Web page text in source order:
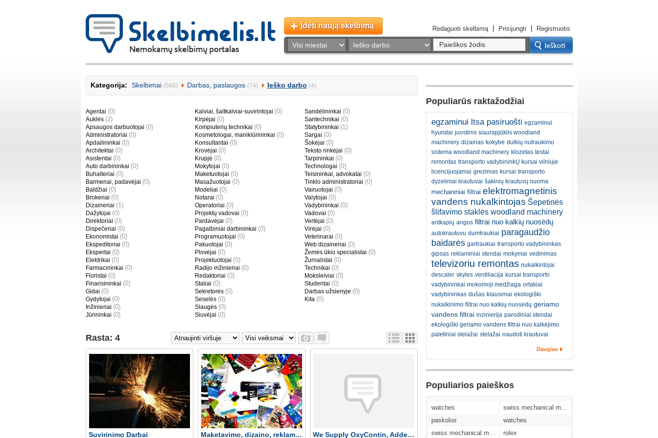
Įdėti naują skelbimą Redaguoti skelbimą Prisijungti Registruotis
Kategorija: Skelbimai (560) Darbas, paslaugos (74) Ieško darbo (4)
Agentai (0)
Auklės (2)
Apsaugos darbuotojai (0)
Administratoriai (0)
Apdailininkai (0)
Architektai (0)
Asistentai (0)
Auto darbininkai (0)
Buhalteriai (0)
Barmenai, padavėjai (0)
Baldžiai (0)
Brokeriai (0)
Dizaineriai (1)
Dažytojai (0)
Direktoriai (0)
Dispečeriai (0)
Ekonomistai (0)
Ekspeditoriai (0)
Ekspertai (0)
Elektrikai (0)
Farmacininkai (0)
Floristai (0)
Finansininkai (0)
Gidai (0)
Gydytojai (0)
Inžinieriai (0)
Jūrininkai (0)
Kalviai, šaltkalviai-suvirintojai (0)
Kirpėjai (0)
Kompiuterių technikai (0)
Kosmetologai, manikiūrininkai (0)
Konsultantai (0)
Krovėjai (0)
Krupjė (0)
Mokytojai (0)
Maketuotojai (0)
Masažuotojai (0)
Modeliai (0)
Notarai (0)
Operatoriai (0)
Projektų vadovai (0)
Pardavėjai (0)
Pagalbiniai darbininkai (0)
Programuotojai (0)
Pakuotojai (0)
Plovėjai (0)
Projektuotojai (0)
Radijo inžinieriai (0)
Redaktoriai (0)
Staliai (0)
Sekretorės (0)
Seselės (0)
Slaugės (0)
Siuvėjai (0)
Sandėlininkai (0)
Santechnikai (0)
Statybininkai (1)
Sargai (0)
Šokėjai (0)
Teksto rinkėjai (0)
Tarpininkai (0)
Technologai (0)
Teisininkai, advokatai (0)
Tinklo administratoriai (0)
Vairuotojai (0)
Valytojai (0)
Vadybininkai (0)
Vadovai (0)
Vertėjai (0)
Virėjai (0)
Veterinarai (0)
Web dizaineriai (0)
Žemės ūkio specialistai (0)
Žurnalistai (0)
Technikai (0)
Moksleiviai (0)
Studentai (0)
Darbas užsienyje (0)
Kita (0)
Rasta: 4
Suvirinimo Darbai Maketavimo, dizaino, reklamos darbai We Supply OxyContin, Adderall, Oxy, Ritalin online
Populiarūs raktažodžiai
egzaminui ltsa pasiruošti egzaminui
hyundai juostinis siaurapjūklis woodland
machinery dizainas kokybė dulkių nutraukimo
sistema woodland machinery klozetas testai
remontas transporto vadybininkŲ kursai vilniuje
licencijuojamai grezimas kursai transporto
dyzeliniai krautuvai šakinių krautuvų nuoma
mechaniniai filtrai elektromagnetinis
vandens nukalkintojas Šepetinės
šlifavimo staklės woodland machinery
antkapių angos filtrai nuo kalkių nuosėdų
autokrautuvu dumtraukiai paragaudžio
baidarės gartraukiai transporto vadybininkas
gipsas reklaminiai stendai mokymai vedinimas
televizoriu remontas nukalkintojai
descaler skyles ventiliacija kursai transporto
vadybininkai mokomoji medžiaga ortakiai
vadybininkas dušas klausimai ekologiški
nukalkinimo filtrai nuo kalkių nuosėdų geriamo
vandens filtrai inzinierija parodiniai stendai
ekologiški geriamo vandens filtrai nuo kalkėjimo
paletiniai stelažai stelažai naudoti krautuvai
Daugiau
Populiarios paieškos
watches
swiss mechanical movement replica watches
paskolos
watches
swiss mechanical movement replica watches
rolex